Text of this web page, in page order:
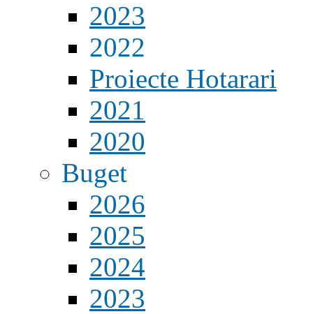
2023
2022
Proiecte Hotarari
2021
2020
Buget
2026
2025
2024
2023